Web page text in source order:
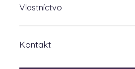
Vlastníctvo
Kontakt